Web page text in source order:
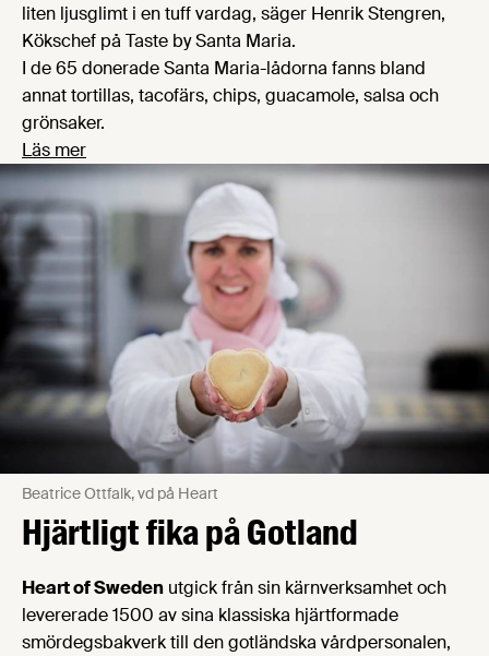
liten ljusglimt i en tuff vardag, säger Henrik Stengren,
Kökschef på Taste by Santa Maria.
I de 65 donerade Santa Maria-lådorna fanns bland
annat tortillas, tacofärs, chips, guacamole, salsa och
grönsaker.
Läs mer
Beatrice Ottfalk, vd på Heart
Hjärtligt fika på Gotland
Heart of Sweden utgick från sin kärnverksamhet och
levererade 1500 av sina klassiska hjärtformade
smördegsbakverk till den gotländska vårdpersonalen,